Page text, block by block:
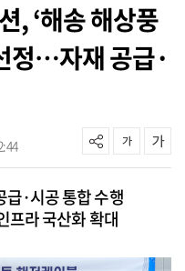
, ‘해송 해상풍
정…자재 공급·
급·시공 통합 수행
프라 국산화 확대